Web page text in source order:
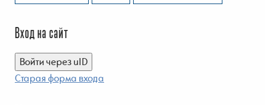
Вход на сайт
Войти через uID
Старая форма входа